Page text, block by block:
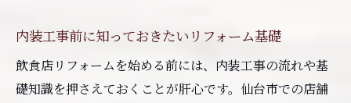
リフォーム後のアフターサポートも確認し
リフォーム依頼時に相談したい主な内容
内装工事前に知っておきたいリフォーム基礎
飲食店リフォームを始める前には、内装工事の流れや基
礎知識を押さえておくことが肝心です。仙台市での店舗